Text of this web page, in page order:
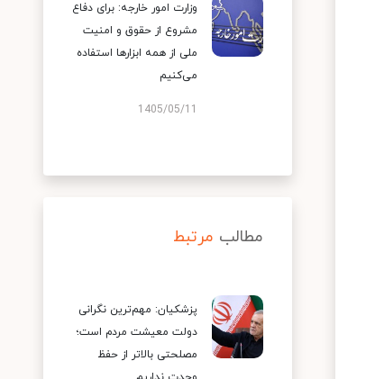
وزارت امور خارجه: برای دفاع
مشروع از حقوق و امنیت
ملی از همه ابزارها استفاده
می‌کنیم
1405/05/11
مطالب مرتبط
پزشکیان: مهم‌ترین نگرانی
دولت معیشت مردم است؛
مصلحتی بالاتر از حفظ